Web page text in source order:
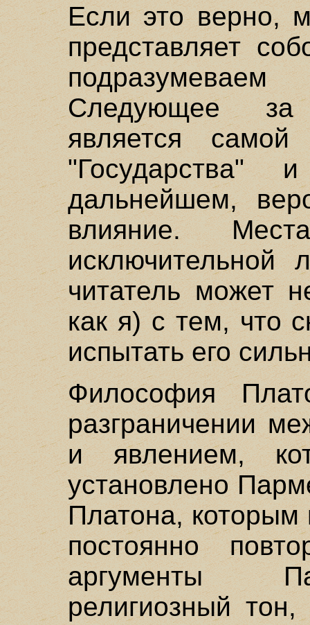
Если это верно,
представляет
Следующее за
является самой
дальнейшем,
влияние.
исключительной
читатель может
как я) с тем, что
испытать его
Философия
разграничении
и явлением,
установлено
Платона,
постоянно
аргументы
религиозный тон,